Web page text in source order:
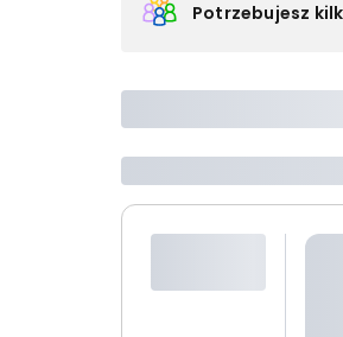
Potrzebujesz
Wybierz jedną z ofert z listy
lubskontaktuj się z nami,
Maksymalna liczba
Jeśli nie możesz dodać